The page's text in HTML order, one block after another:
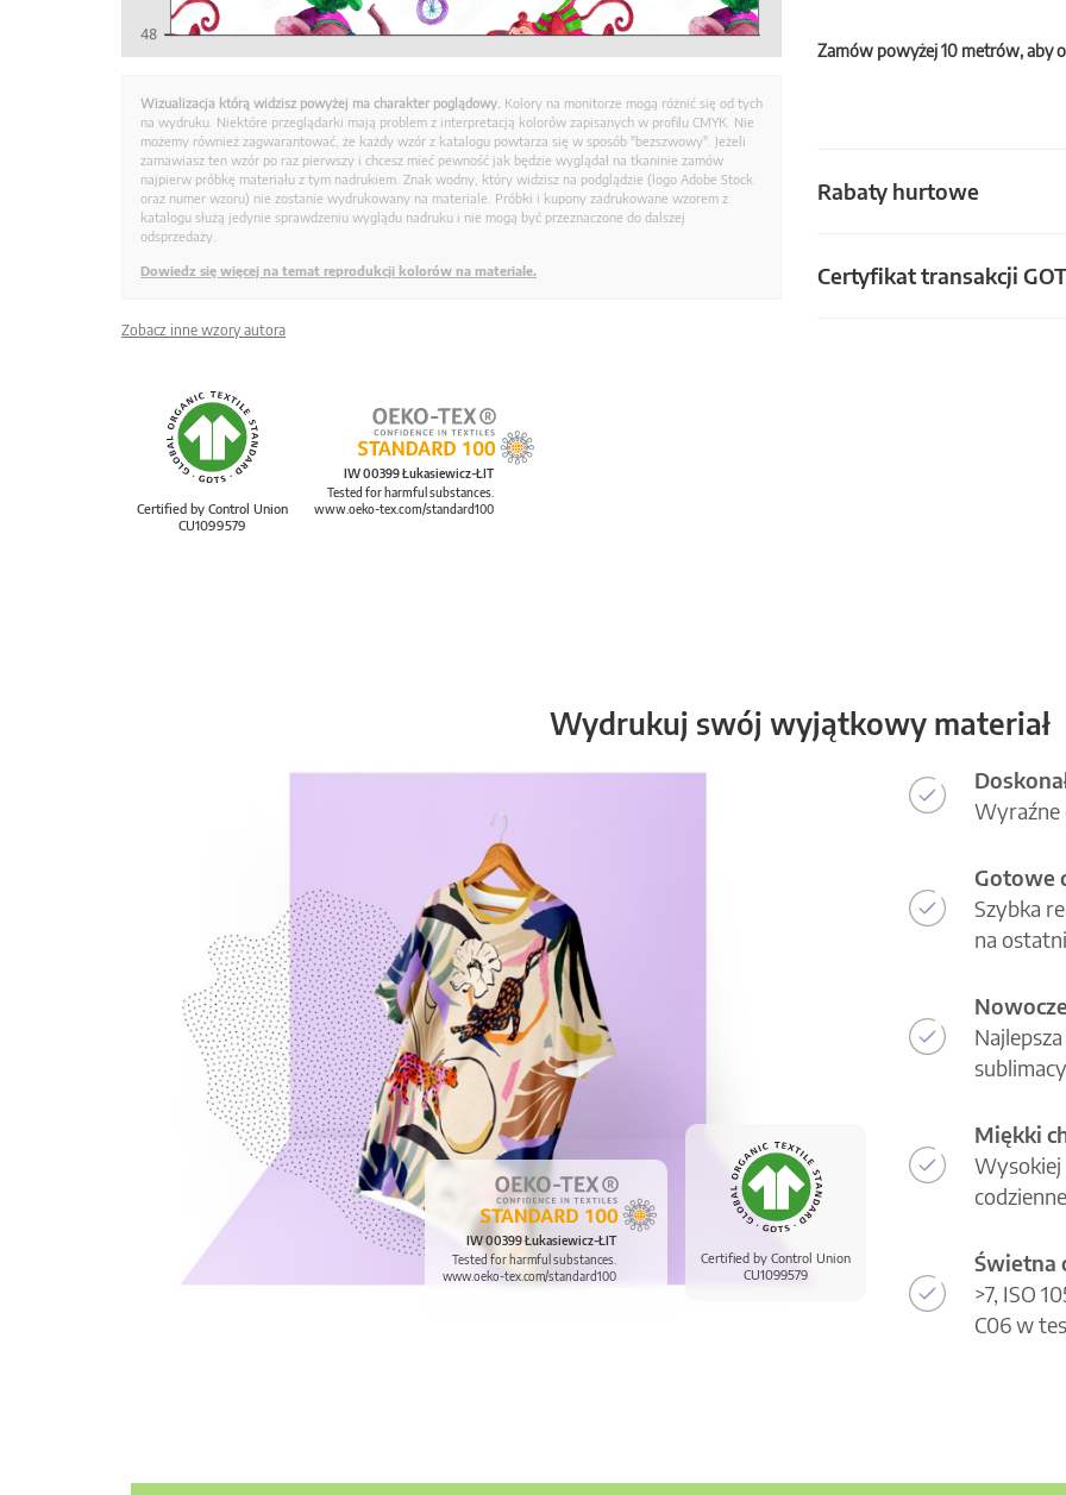
Zamów powyżej 10 metrów, aby
Rabaty hurtowe
Certyfikat transakcji
Wizualizacja którą widzisz powyżej ma charakter poglądowy. Kolory na monitorze mogą różnić się od tych
na wydruku. Niektóre przeglądarki mają problem z interpretacją kolorów zapisanych w profilu CMYK. Nie
możemy również zagwarantować, że każdy wzór z katalogu powtarza się w sposób "bezszwowy". Jeżeli
zamawiasz ten wzór po raz pierwszy i chcesz mieć pewność jak będzie wyglądał na tkaninie zamów
najpierw próbkę materiału z tym nadrukiem. Znak wodny, który widzisz na podglądzie (logo Adobe Stock
oraz numer wzoru) nie zostanie wydrukowany na materiale. Próbki i kupony zadrukowane wzorem z
katalogu służą jedynie sprawdzeniu wyglądu nadruku i nie mogą być przeznaczone do dalszej
odsprzedaży.
Dowiedz się więcej na temat reprodukcji kolorów na materiale.
Zobacz inne wzory autora
Certified by Control Union
CU1099579
IW 00399 Łukasiewicz-ŁIT
Tested for harmful substances.
www.oeko-tex.com/standard100
Wydrukuj swój wyjątkowy materiał
Certified by Control Union
CU1099579
IW 00399 Łukasiewicz-ŁIT
Tested for harmful substances.
www.oeko-tex.com/standard100
Wyraźne
Gotowe
Szybka
na
Miękki
Wysokiej
Świetna
>7, ISO
C06 w